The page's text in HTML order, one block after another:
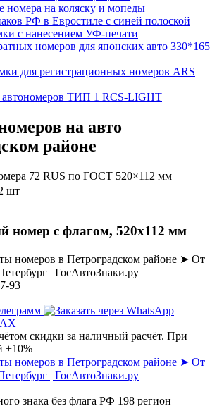
на авто
районе
шт
номер с флагом, 520х112 мм
93
скидки за наличный расчёт. При
+10%